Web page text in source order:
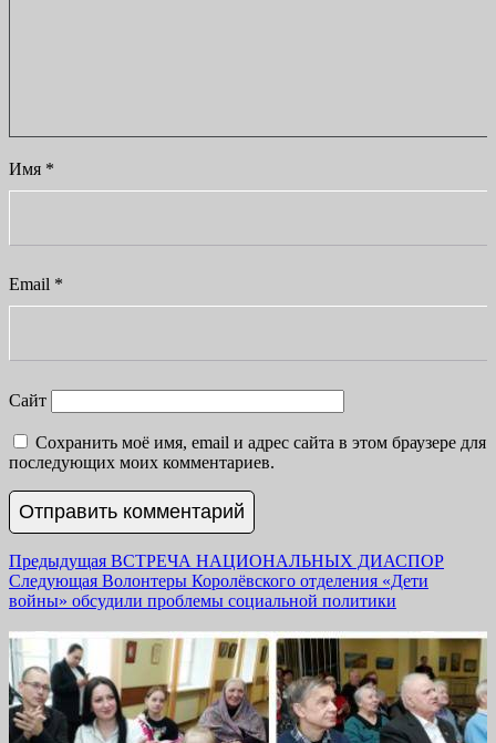
Имя *
Email *
Сайт
Сохранить моё имя, email и адрес сайта в этом браузере для
последующих моих комментариев.
Навигация
по
записям
Предыдущая Previous
post:
ВСТРЕЧА НАЦИОНАЛЬНЫХ ДИАСПОР
Следующая Next
post:
Волонтеры Королёвского отделения «Дети
войны» обсудили проблемы социальной политики